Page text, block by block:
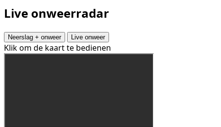
Live onweerradar
Neerslag + onweer Live onweer
Klik om de kaart te bedienen